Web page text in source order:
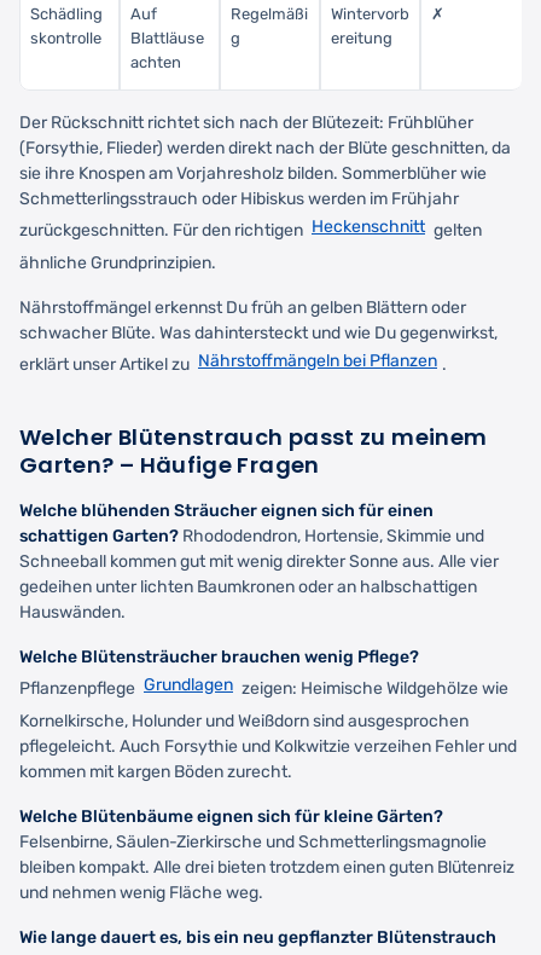
Schädling
skontrolle
Auf
Blattläuse
achten
Regelmäßi
g
Wintervorb
ereitung
✗
Der Rückschnitt richtet sich nach der Blütezeit: Frühblüher
(Forsythie, Flieder) werden direkt nach der Blüte geschnitten, da
sie ihre Knospen am Vorjahresholz bilden. Sommerblüher wie
Schmetterlingsstrauch oder Hibiskus werden im Frühjahr
zurückgeschnitten. Für den richtigen Heckenschnitt gelten
ähnliche Grundprinzipien.
Nährstoffmängel erkennst Du früh an gelben Blättern oder
schwacher Blüte. Was dahintersteckt und wie Du gegenwirkst,
erklärt unser Artikel zu Nährstoffmängeln bei Pflanzen .
Welcher Blütenstrauch passt zu meinem
Garten? – Häufige Fragen
Welche blühenden Sträucher eignen sich für einen
schattigen Garten? Rhododendron, Hortensie, Skimmie und
Schneeball kommen gut mit wenig direkter Sonne aus. Alle vier
gedeihen unter lichten Baumkronen oder an halbschattigen
Hauswänden.
Welche Blütensträucher brauchen wenig Pflege?
Pflanzenpflege Grundlagen zeigen: Heimische Wildgehölze wie
Kornelkirsche, Holunder und Weißdorn sind ausgesprochen
pflegeleicht. Auch Forsythie und Kolkwitzie verzeihen Fehler und
kommen mit kargen Böden zurecht.
Welche Blütenbäume eignen sich für kleine Gärten?
Felsenbirne, Säulen-Zierkirsche und Schmetterlingsmagnolie
bleiben kompakt. Alle drei bieten trotzdem einen guten Blütenreiz
und nehmen wenig Fläche weg.
Wie lange dauert es, bis ein neu gepflanzter Blütenstrauch